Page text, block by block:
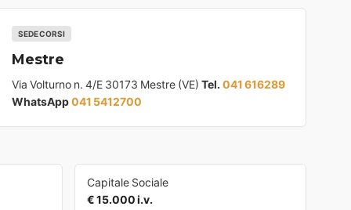
SEDE CORSI
Mestre
Via Volturno n. 4/E 30173 Mestre (VE)Tel. 041 616289
WhatsApp041 5412700
Capitale Sociale
€ 15.000 i.v.